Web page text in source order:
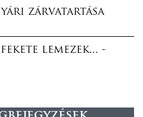
zárvatartása
lemezek... -